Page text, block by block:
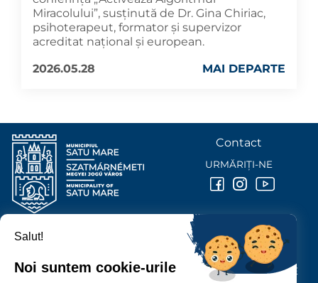
Miracolului”, susținută de Dr. Gina Chiriac,
psihoterapeut, formator și supervizor
acreditat național și european.
2026.05.28
MAI DEPARTE
PRIMĂRIA MUNICIPIULUI
P-ȚA 25 OCTOMBRIE, NR. 1 CORP M, 440026 SATU MARE
Contact
URMĂRIȚI-NE
Salut!
Noi suntem cookie-urile